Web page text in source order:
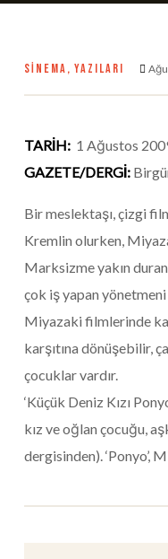
SINEMA, YAZILARI
TARİH: 1 Ağustos
GAZETE/DERGİ:
Bir meslektaşı, çizgi
Kremlin olurken,
Marksizme yakın
çok iş yapan yönetmeni
Miyazaki filmlerinde
karşıtına dönüşebilir,
çocuklar vardır.
‘Küçük Deniz Kızı
kız ve oğlan çocuğu,
dergisinden). ‘Ponyo’,